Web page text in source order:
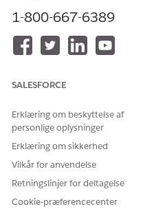
Service-indstillinger
derefter klikke på fanen
FindField Service
tilladelser.
Teksten ændres til
1-800-667-6389
SALESFORCE
Erklæring om beskyttelse af
personlige oplysninger
Erklæring om sikkerhed
Vilkår for anvendelse
Retningslinjer for deltagelse
Cookie-præferencecenter